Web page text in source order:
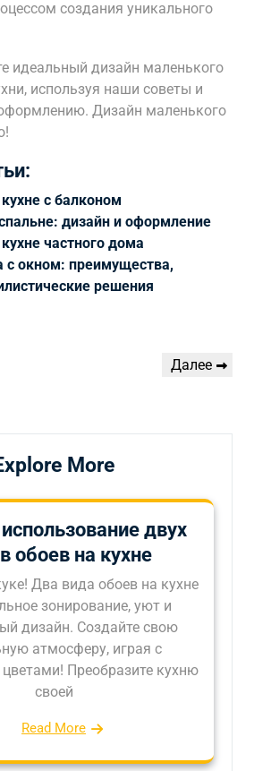
создания уникального
идеальный дизайн маленького
используя наши советы и
Дизайн маленького
с балконом
дизайн и оформление
частного дома
с окном: преимущества,
решения
Следующая
Далее
More
двух
обоев на кухне
Два вида обоев на кухне
зонирование, уют и
дизайн. Создайте свою
атмосферу, играя с
Преобразите кухню
своей
Read More